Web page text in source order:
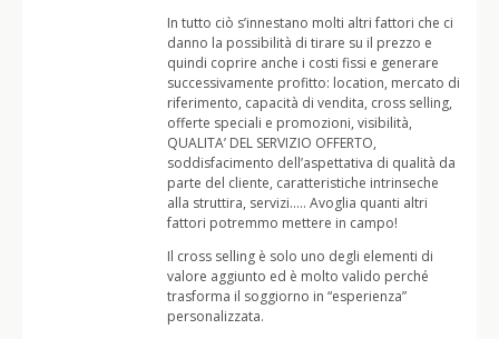
In tutto ciò s’innestano molti altri fattori che ci
danno la possibilità di tirare su il prezzo e
quindi coprire anche i costi fissi e generare
successivamente profitto: location, mercato di
riferimento, capacità di vendita, cross selling,
offerte speciali e promozioni, visibilità,
QUALITA’ DEL SERVIZIO OFFERTO,
soddisfacimento dell’aspettativa di qualità da
parte del cliente, caratteristiche intrinseche
alla struttira, servizi….. Avoglia quanti altri
fattori potremmo mettere in campo!
Il cross selling è solo uno degli elementi di
valore aggiunto ed è molto valido perché
trasforma il soggiorno in “esperienza”
personalizzata.